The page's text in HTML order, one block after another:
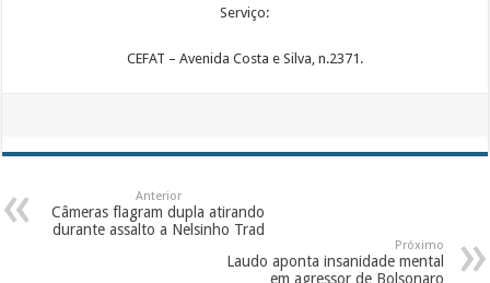
Serviço:
CEFAT – Avenida Costa e Silva, n.2371.
Anterior
Câmeras flagram dupla atirando
durante assalto a Nelsinho Trad
Próximo
Laudo aponta insanidade mental
em agressor de Bolsonaro